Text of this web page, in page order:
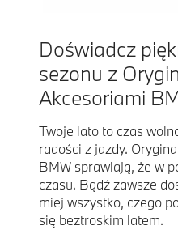
Doświadcz
sezonu z
Akcesoriami
Twoje lato to czas
radości z jazdy.
BMW sprawiają, że w
czasu. Bądź zawsze
miej wszystko, czego
się beztroskim latem.